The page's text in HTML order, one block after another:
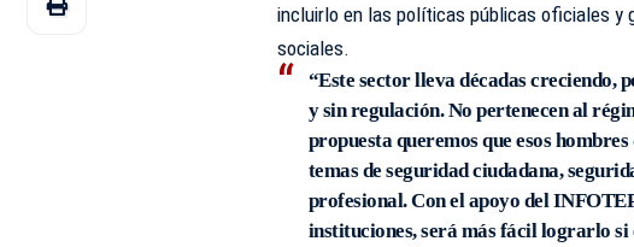
incluirlo en las políticas públicas oficiales y
sociales.
“Este sector lleva décadas creciendo,
y sin regulación. No pertenecen al
propuesta queremos que esos
temas de seguridad ciudadana,
profesional. Con el apoyo del
instituciones, será más fácil lograrlo